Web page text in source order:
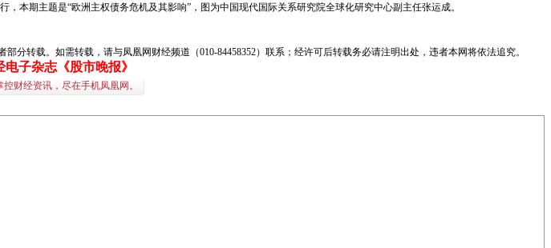
本期主题是“欧洲主权债务危机及其影响”，图为中国现代国际关系研究院全球化研究中心副主任张运成。
分转载。如需转载，请与凤凰网财经频道（010-84458352）联系；经许可后转载务必请注明出处，违者本网将依法追究。
子杂志《股市晚报》
财经资讯，尽在手机凤凰网。